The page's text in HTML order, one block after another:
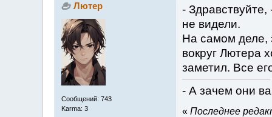
Лютер
Сообщений: 743
Karma: 3
-
не видели.
На самом деле,
вокруг Лютера
заметил. Все
- А зачем они
« Последнее